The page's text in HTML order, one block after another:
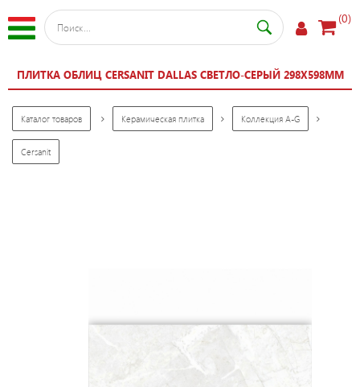
(0)
ПЛИТКА ОБЛИЦ CERSANIT DALLAS СВЕТЛО-СЕРЫЙ 298X598ММ
Каталог товаров Керамическая плитка Коллекция A-G
Cersanit